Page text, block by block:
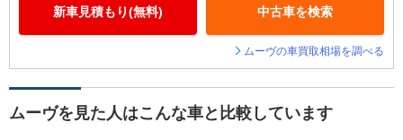
新車見積もり(無料) 中古車を検索
ムーヴの車買取相場を調べる
ムーヴを見た人はこんな車と比較しています